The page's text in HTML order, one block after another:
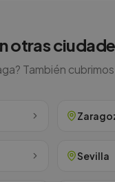
otras
? También
Sevilla